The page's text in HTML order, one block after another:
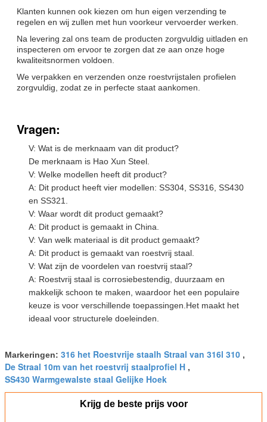
Klanten kunnen ook kiezen om hun eigen verzending te
regelen en wij zullen met hun voorkeur vervoerder werken.
Na levering zal ons team de producten zorgvuldig uitladen en
inspecteren om ervoor te zorgen dat ze aan onze hoge
kwaliteitsnormen voldoen.
We verpakken en verzenden onze roestvrijstalen profielen
zorgvuldig, zodat ze in perfecte staat aankomen.
Vragen:
V: Wat is de merknaam van dit product?
De merknaam is Hao Xun Steel.
V: Welke modellen heeft dit product?
A: Dit product heeft vier modellen: SS304, SS316, SS430
en SS321.
V: Waar wordt dit product gemaakt?
A: Dit product is gemaakt in China.
V: Van welk materiaal is dit product gemaakt?
A: Dit product is gemaakt van roestvrij staal.
V: Wat zijn de voordelen van roestvrij staal?
A: Roestvrij staal is corrosiebestendig, duurzaam en
makkelijk schoon te maken, waardoor het een populaire
keuze is voor verschillende toepassingen.Het maakt het
ideaal voor structurele doeleinden.
Markeringen: 316 het Roestvrije staalh Straal van 316l 310 ,
De Straal 10m van het roestvrij staalprofiel H ,
SS430 Warmgewalste staal Gelijke Hoek
Krijg de beste prijs voor